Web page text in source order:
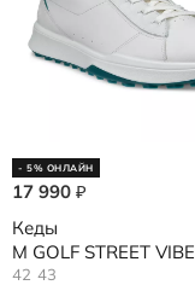
- 5% ОНЛАЙН
17 990 ₽
Кеды
M GOLF STREET VIBE
42 43